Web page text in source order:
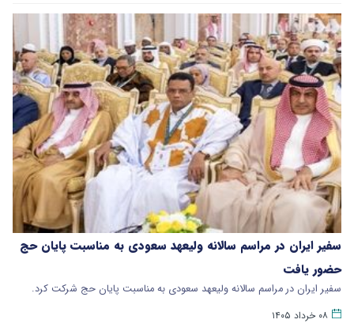
سفیر ایران در مراسم سالانه‌ ولیعهد سعودی به مناسبت پایان حج
حضور یافت
سفیر ایران در مراسم سالانه‌ ولیعهد سعودی به مناسبت پایان حج‌ شرکت کرد.
۰۸ خرداد ۱۴۰۵